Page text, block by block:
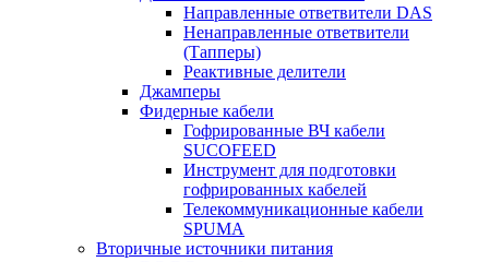
Направленные ответвители DAS
Ненаправленные ответвители
(Тапперы)
Реактивные делители
Джамперы
Фидерные кабели
Гофрированные ВЧ кабели
SUCOFEED
Инструмент для подготовки
гофрированных кабелей
Телекоммуникационные кабели
SPUMA
Вторичные источники питания